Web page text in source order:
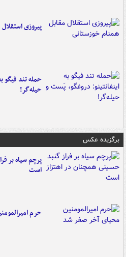
پیروزی
حمله تند فیگو
حیله‌گر!
برگزیده عکس
پرچم سیاه بر
است
حرم